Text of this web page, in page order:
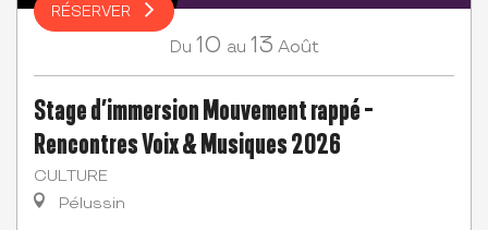
RÉSERVER
Du 10 au 13 Août
Stage d’immersion Mouvement rappé -
Rencontres Voix & Musiques 2026
CULTURE
Pélussin